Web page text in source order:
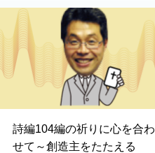
詩編104編の祈りに心を合わ
せて～創造主をたたえる